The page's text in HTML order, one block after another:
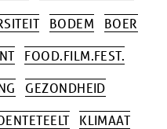
BODEM
BOER
FOOD.FILM.FEST.
GEZONDHEID
KLIMAAT